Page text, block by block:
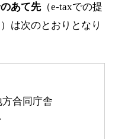
あて先（e-taxでの提
は次のとおりとなり
合同庁舎